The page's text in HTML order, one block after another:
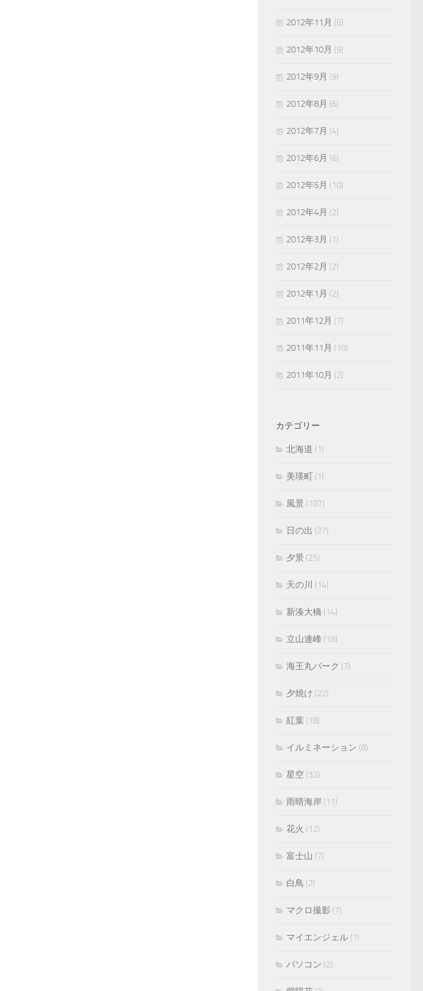
2012年11月 (6)
2012年10月 (9)
2012年9月 (9)
2012年8月 (6)
2012年7月 (4)
2012年6月 (6)
2012年5月 (10)
2012年4月 (2)
2012年3月 (1)
2012年2月 (2)
2012年1月 (2)
2011年12月 (7)
2011年11月 (10)
2011年10月 (2)
カテゴリー
北海道 (1)
美瑛町 (1)
風景 (107)
日の出 (27)
夕景 (25)
天の川 (14)
新湊大橋 (14)
立山連峰 (18)
海王丸パーク (7)
夕焼け (22)
紅葉 (18)
イルミネーション (8)
星空 (32)
雨晴海岸 (11)
花火 (12)
富士山 (7)
白鳥 (2)
マクロ撮影 (7)
マイエンジェル (1)
パソコン (2)